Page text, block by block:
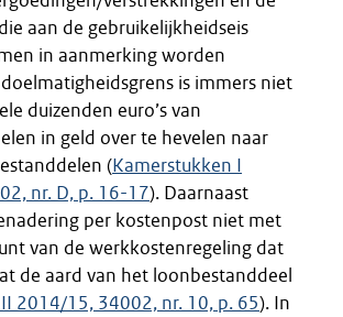
aan de gebruikelijkheidseis
in aanmerking worden
is immers niet
duizenden euro’s van
in geld over te hevelen naar
(Kamerstukken I
nr. D, p. 16-17). Daarnaast
per kostenpost niet met
van de werkkostenregeling dat
de aard van het loonbestanddeel
2014/15, 34002, nr. 10, p. 65). In